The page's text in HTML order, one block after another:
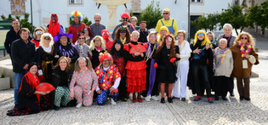
Filtros